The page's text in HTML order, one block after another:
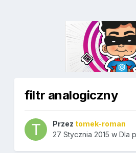
filtr analogiczny
Przez tomek-roman
27 Stycznia 2015 wDla